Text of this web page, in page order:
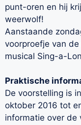
punt-oren en hij
weerwolf!
Aanstaande
voorproefje van
musical Sing-a-
Praktische
De voorstelling is
oktober 2016 tot
informatie over de